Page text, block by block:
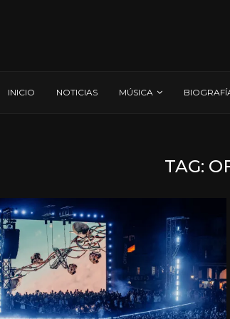
INICIO NOTICIAS MÚSICA
TAG: